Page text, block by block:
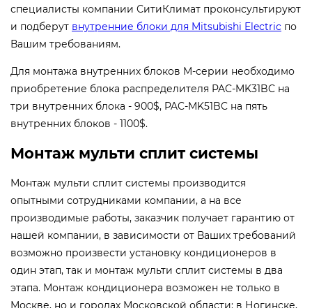
специалисты компании СитиКлимат проконсультируют
и подберут внутренние блоки для Mitsubishi Electric по
Вашим требованиям.
Для монтажа внутренних блоков M-серии необходимо
приобретение блока распределителя PAC-MK31BC на
три внутренних блока - 900$, PAC-MK51BC на пять
внутренних блоков - 1100$.
Монтаж мульти сплит системы
Монтаж мульти сплит системы производится
опытными сотрудниками компании, а на все
производимые работы, заказчик получает гарантию от
нашей компании, в зависимости от Ваших требований
возможно произвести установку кондиционеров в
один этап, так и монтаж мульти сплит системы в два
этапа. Монтаж кондиционера возможен не только в
Москве, но и городах Московской области: в Ногинске,